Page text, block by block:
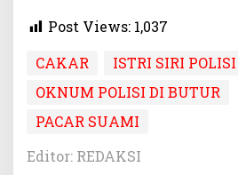
Post Views: 1,037
CAKAR
ISTRI SIRI POLISI
OKNUM POLISI DI BUTUR
PACAR SUAMI
Editor: REDAKSI